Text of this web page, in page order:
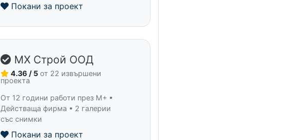
Покани за проект
MX Строй ООД
4.36 / 5 от 22 извършени
проекта
От 12 години работи през M+ •
Действаща фирма • 2 галерии
със снимки
Покани за проект